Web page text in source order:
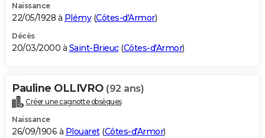
Naissance
22/05/1928 à Plémy(Côtes-d'Armor)
Décès
20/03/2000 à Saint-Brieuc(Côtes-d'Armor)
Pauline OLLIVRO (92 ans)
Créer une cagnotte obsèques
Naissance
26/09/1906 à Plouaret(Côtes-d'Armor)